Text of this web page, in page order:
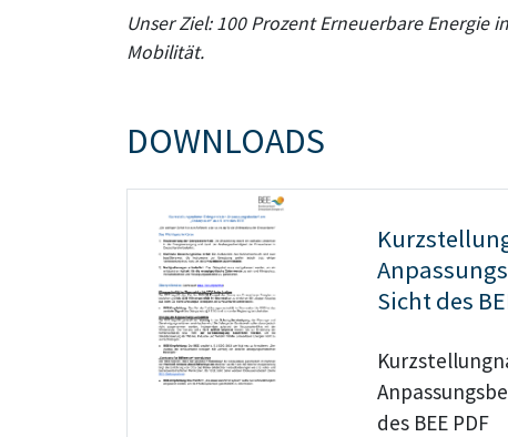
Unser Ziel: 100 Prozent Erneuerbare Energie
Mobilität.
DOWNLOADS
Sicht des
des BEE PDF